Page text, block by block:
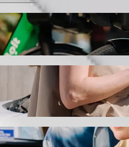
викликавши авто
доступно дістатися до
до Serapiniškės